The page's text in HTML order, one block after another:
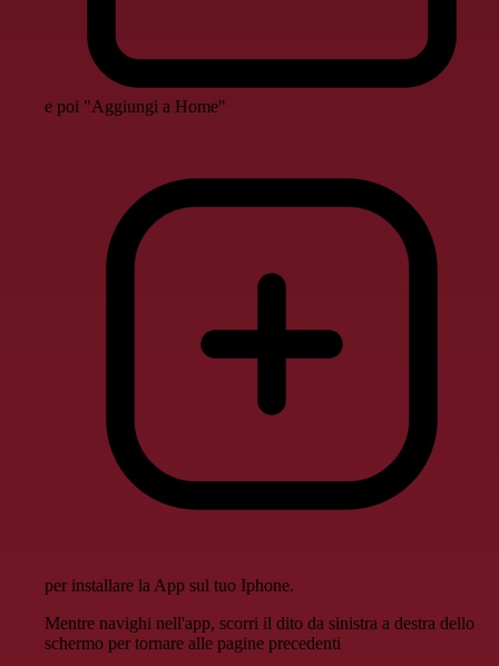
e poi "Aggiungi a Home"
per installare la App sul tuo Iphone.
Mentre navighi nell'app, scorri il dito da sinistra a destra dello
schermo per tornare alle pagine precedenti